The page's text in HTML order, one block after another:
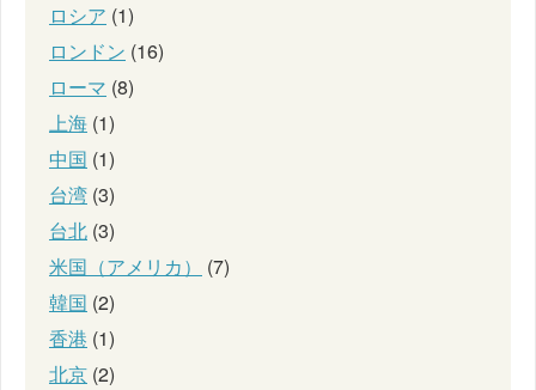
ロシア (1)
ロンドン (16)
ローマ (8)
上海 (1)
中国 (1)
台湾 (3)
台北 (3)
米国（アメリカ）
(7)
韓国 (2)
香港 (1)
北京 (2)